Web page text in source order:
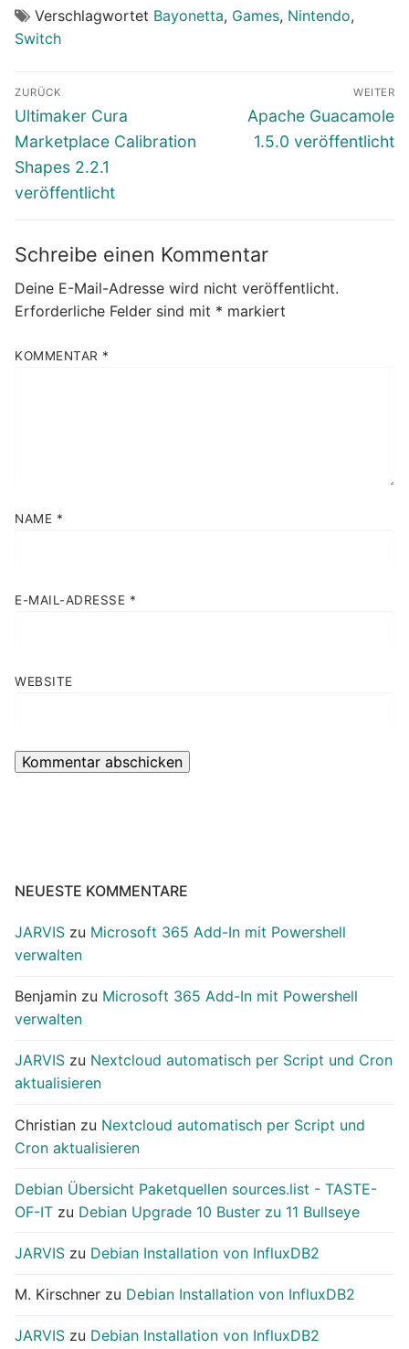
Verschlagwortet Bayonetta, Games, Nintendo,
Switch
Beitragsnavigation
ZURÜCK
Vorheriger
Beitrag:
Ultimaker Cura
Marketplace Calibration
Shapes 2.2.1
veröffentlicht
WEITER
Nächster
Beitrag:
Apache Guacamole
1.5.0 veröffentlicht
Schreibe einen Kommentar
Deine E-Mail-Adresse wird nicht veröffentlicht.
Erforderliche Felder sind mit * markiert
KOMMENTAR *
NAME *
E-MAIL-ADRESSE *
WEBSITE
NEUESTE KOMMENTARE
JARVIS zu Microsoft 365 Add-In mit Powershell
verwalten
Benjamin zu Microsoft 365 Add-In mit Powershell
verwalten
JARVIS zu Nextcloud automatisch per Script und Cron
aktualisieren
Christian zu Nextcloud automatisch per Script und
Cron aktualisieren
Debian Übersicht Paketquellen sources.list - TASTE-
OF-IT zu Debian Upgrade 10 Buster zu 11 Bullseye
JARVIS zu Debian Installation von InfluxDB2
M. Kirschner zu Debian Installation von InfluxDB2
JARVIS zu Debian Installation von InfluxDB2